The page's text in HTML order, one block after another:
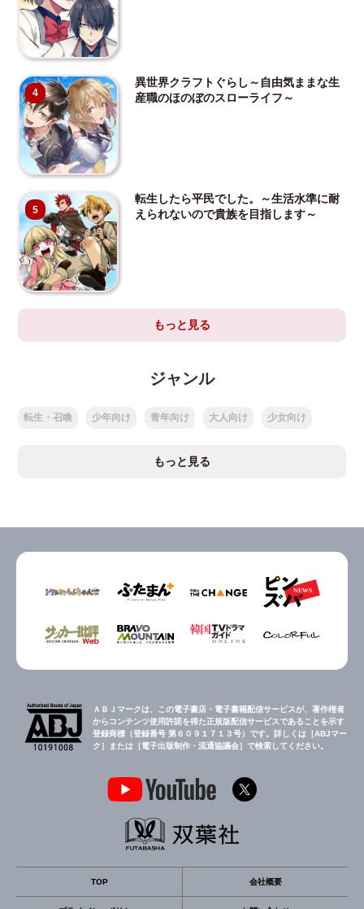
4
異世界クラフトぐらし～自由気ままな生
産職のほのぼのスローライフ～
5
転生したら平民でした。～生活水準に耐
えられないので貴族を目指します～
もっと見る
ジャンル
転生・召喚 少年向け 青年向け 大人向け 少女向け
もっと見る
ＡＢＪマークは、この電子書店・電子書籍配信サービスが、著作権者
からコンテンツ使用許諾を得た正規版配信サービスであることを示す
登録商標（登録番号 第６０９１７１３号）です。詳しくは［ABJマー
ク］または［電子出版制作・流通協議会］で検索してください。
TOP 会社概要